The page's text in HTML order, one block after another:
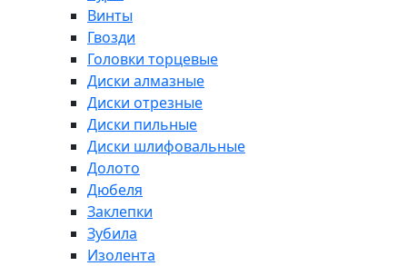
Винты
Гвозди
Головки торцевые
Диски алмазные
Диски отрезные
Диски пильные
Диски шлифовальные
Долото
Дюбеля
Заклепки
Зубила
Изолента